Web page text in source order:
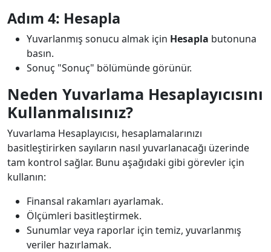
Adım 4: Hesapla
Yuvarlanmış sonucu almak için Hesapla butonuna
basın.
Sonuç "Sonuç" bölümünde görünür.
Neden Yuvarlama Hesaplayıcısını
Kullanmalısınız?
Yuvarlama Hesaplayıcısı, hesaplamalarınızı
basitleştirirken sayıların nasıl yuvarlanacağı üzerinde
tam kontrol sağlar. Bunu aşağıdaki gibi görevler için
kullanın:
Finansal rakamları ayarlamak.
Ölçümleri basitleştirmek.
Sunumlar veya raporlar için temiz, yuvarlanmış
veriler hazırlamak.